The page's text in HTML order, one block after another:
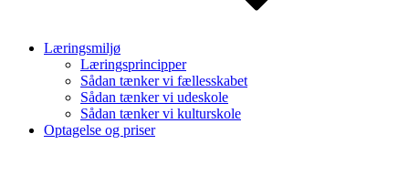
Læringsmiljø
Læringsprincipper
Sådan tænker vi fællesskabet
Sådan tænker vi udeskole
Sådan tænker vi kulturskole
Optagelse og priser